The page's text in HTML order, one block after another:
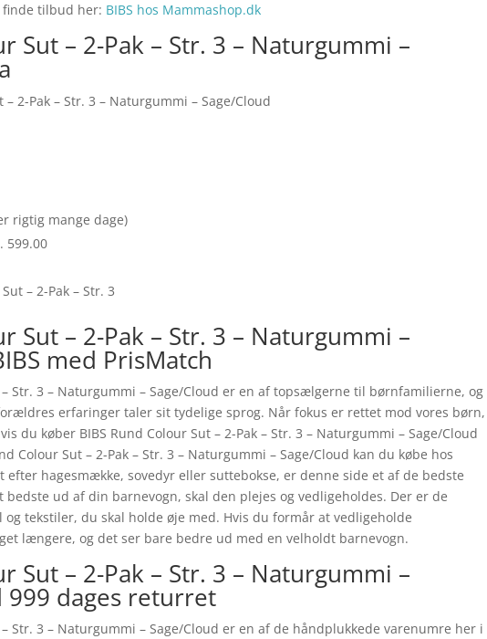
tilbud her: BIBS hos Mammashop.dk
Sut – 2-Pak – Str. 3 – Naturgummi –
– 2-Pak – Str. 3 – Naturgummi – Sage/Cloud
rigtig mange dage)
599.00
– 2-Pak – Str. 3
Sut – 2-Pak – Str. 3 – Naturgummi –
med PrisMatch
– Str. 3 – Naturgummi – Sage/Cloud er en af topsælgerne til børnfamilierne, og
erfaringer taler sit tydelige sprog. Når fokus er rettet mod vores børn,
du køber BIBS Rund Colour Sut – 2-Pak – Str. 3 – Naturgummi – Sage/Cloud
Colour Sut – 2-Pak – Str. 3 – Naturgummi – Sage/Cloud kan du købe hos
efter hagesmække, sovedyr eller suttebokse, er denne side et af de bedste
ud af din barnevogn, skal den plejes og vedligeholdes. Der er de
tekstiler, du skal holde øje med. Hvis du formår at vedligeholde
længere, og det ser bare bedre ud med en velholdt barnevogn.
Sut – 2-Pak – Str. 3 – Naturgummi –
999 dages returret
– Str. 3 – Naturgummi – Sage/Cloud er en af de håndplukkede varenumre her i